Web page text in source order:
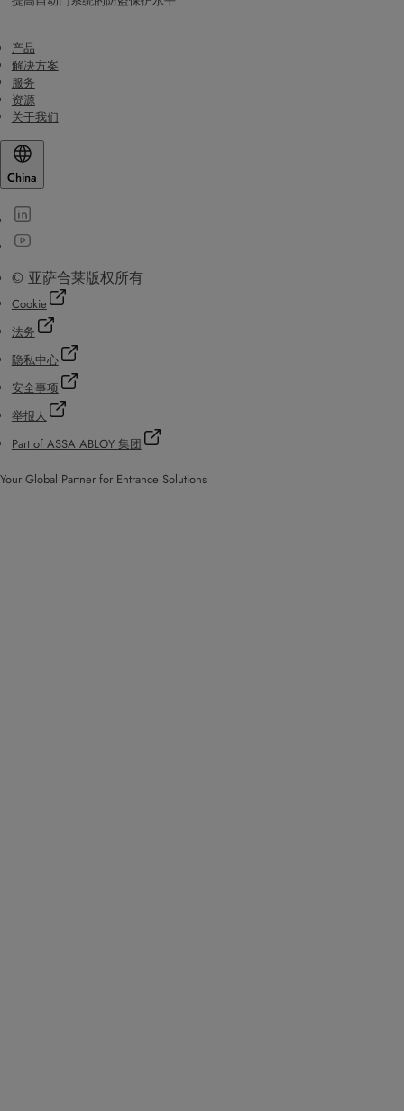
产品
解决方案
服务
资源
关于我们
China
© 亚萨合莱版权所有
Cookie
法务
隐私中心
安全事项
举报人
Part of ASSA ABLOY 集团
Your Global Partner for Entrance Solutions